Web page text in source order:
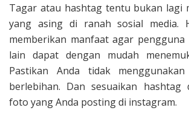
Tagar atau hashtag tentu bukan lagi
yang asing di ranah sosial media.
memberikan manfaat agar
lain dapat dengan mudah
Pastikan Anda tidak
berlebihan. Dan sesuaikan hashtag
foto yang Anda posting di instagram.